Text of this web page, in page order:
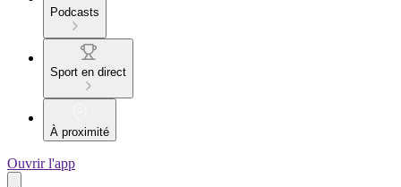
Podcasts
Sport en direct
À proximité
Ouvrir l'app